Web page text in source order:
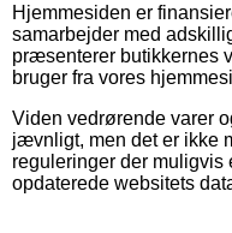
Hjemmesiden er
samarbejder med
præsenterer butikkernes
bruger fra vores
Viden vedrørende varer
jævnligt, men det er ikke
reguleringer der
opdaterede websitets